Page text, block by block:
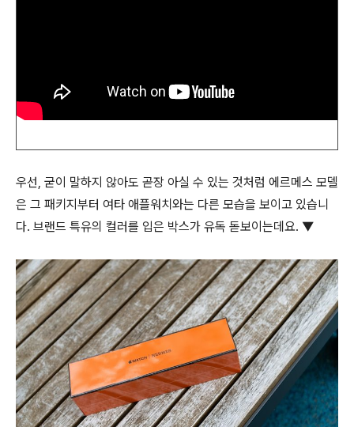
우선, 굳이 말하지 않아도 곧장 아실 수 있는 것처럼 에르메스 모델
은 그 패키지부터 여타 애플워치와는 다른 모습을 보이고 있습니
다. 브랜드 특유의 컬러를 입은 박스가 유독 돋보이는데요. ▼